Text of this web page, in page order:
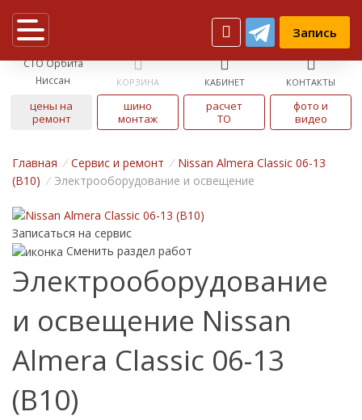
Запись
СТО Орбита
Ниссан
КОРЗИНА КАБИНЕТ КОНТАКТЫ
цены на
ремонт
шино
монтаж
расчет
ТО
фото и
видео
Главная / Cервис и ремонт / Nissan Almera Classic 06-13
(B10) / Электрооборудование и освещение
Записаться на сервис
Сменить раздел работ
Электрооборудование
и освещение Nissan
Almera Classic 06-13
(B10)